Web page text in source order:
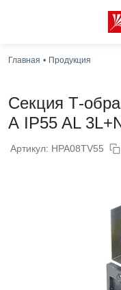
Главная Продукция
Секция Т-
А IP55 AL
Артикул: HPA08TV55